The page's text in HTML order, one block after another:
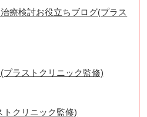
療検討お役立ちブログ(プラス
ラストクリニック監修)
トクリニック監修)